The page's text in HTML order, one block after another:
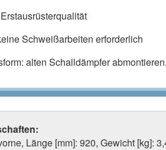
Schweißarbeiten erforderlich
alten Schalldämpfer
Länge [mm]: 920, Gewicht [kg]: